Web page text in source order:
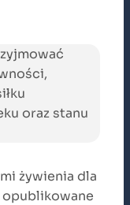
oraz stanu
żywienia dla
opublikowane